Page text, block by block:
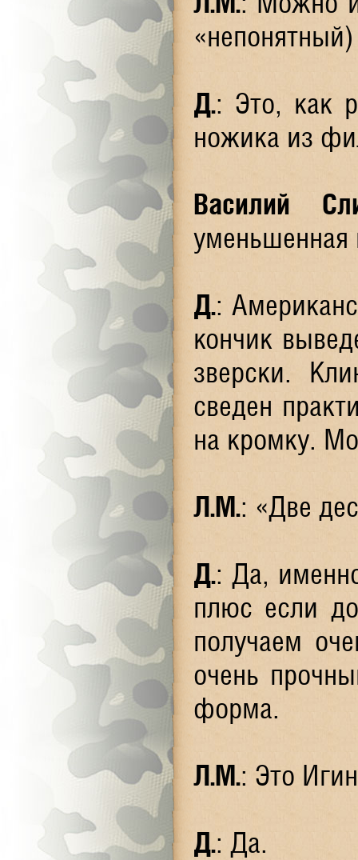
Д.: Это, как
ножика из
Василий
уменьшенная
Д.:
кончик
зверски.
сведен
на кромку.
Л.М.: «Две
Д.: Да,
плюс если
получаем
очень
форма.
Л.М.: Это
Д.: Да.